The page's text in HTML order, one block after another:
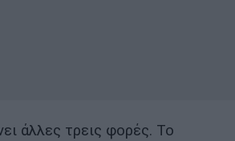
άλλες τρεις φορές. Το